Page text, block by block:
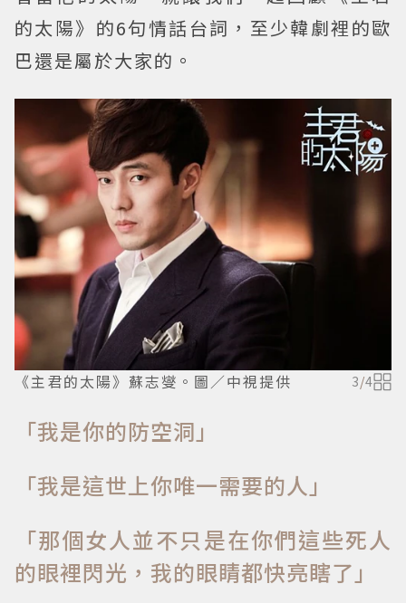
的太陽》的6句情話台詞，至少韓劇裡的歐
巴還是屬於大家的。
《主君的太陽》蘇志燮。圖／中視提供 3/4
「我是你的防空洞」
「我是這世上你唯一需要的人」
「那個女人並不只是在你們這些死人
的眼裡閃光，我的眼睛都快亮瞎了」